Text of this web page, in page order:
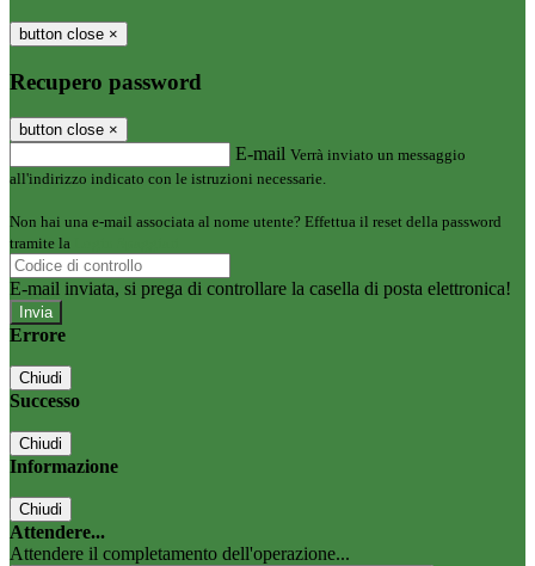
button close ×
Recupero password
button close ×
E-mail Verrà inviato un messaggio
all'indirizzo indicato con le istruzioni necessarie.
Non hai una e-mail associata al nome utente? Effettua il reset della password
tramite la
E-mail inviata, si prega di controllare la casella di posta elettronica!
Errore
Chiudi
Successo
Chiudi
Informazione
Chiudi
Attendere...
Attendere il completamento dell'operazione...